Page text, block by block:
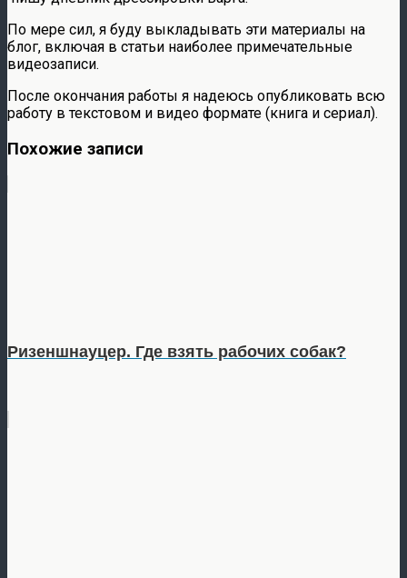
По мере сил, я буду выкладывать эти материалы на
блог, включая в статьи наиболее примечательные
видеозаписи.
После окончания работы я надеюсь опубликовать всю
работу в текстовом и видео формате (книга и сериал).
Похожие записи
Ризеншнауцер. Где взять рабочих собак?